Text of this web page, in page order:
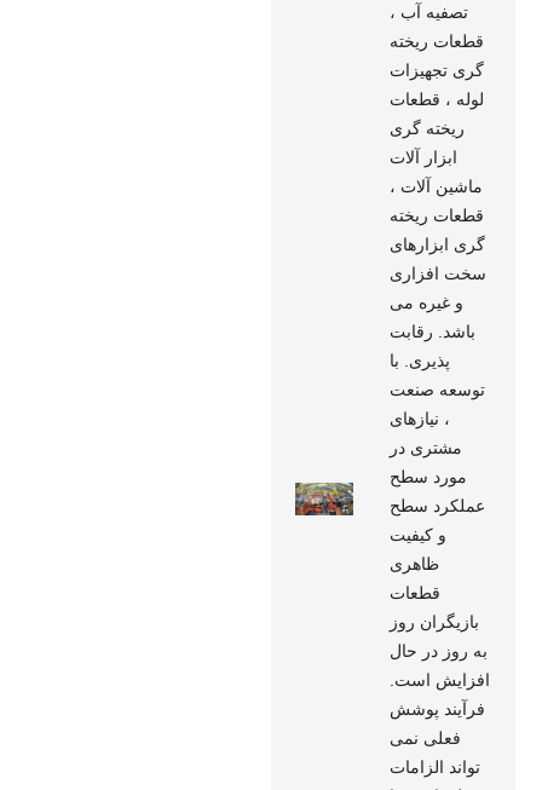
تصفیه آب ،
قطعات ریخته
گری تجهیزات
لوله ، قطعات
ریخته گری
ابزار آلات
ماشین آلات ،
قطعات ریخته
گری ابزارهای
سخت افزاری
و غیره می
باشد. رقابت
پذیری. با
توسعه صنعت
، نیازهای
مشتری در
مورد سطح
عملکرد سطح
و کیفیت
ظاهری
قطعات
بازیگران روز
به روز در حال
افزایش است.
فرآیند پوشش
فعلی نمی
تواند الزامات